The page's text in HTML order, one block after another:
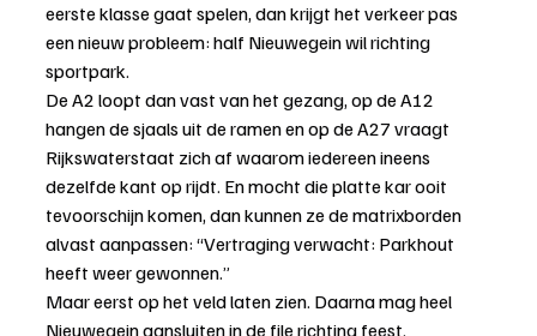
eerste klasse gaat spelen, dan krijgt het verkeer pas
een nieuw probleem: half Nieuwegein wil richting
sportpark.
De A2 loopt dan vast van het gezang, op de A12
hangen de sjaals uit de ramen en op de A27 vraagt
Rijkswaterstaat zich af waarom iedereen ineens
dezelfde kant op rijdt. En mocht die platte kar ooit
tevoorschijn komen, dan kunnen ze de matrixborden
alvast aanpassen: “Vertraging verwacht: Parkhout
heeft weer gewonnen.”
Maar eerst op het veld laten zien. Daarna mag heel
Nieuwegein aansluiten in de file richting feest.